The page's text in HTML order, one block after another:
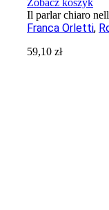
Zobacz koszyk
Il parlar chiaro
Franca Orletti,
59,10zł